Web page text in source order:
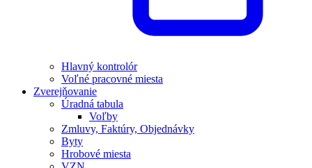
Hlavný kontrolór
Voľné pracovné miesta
Zverejňovanie
Úradná tabula
Voľby
Zmluvy, Faktúry, Objednávky
Byty
Hrobové miesta